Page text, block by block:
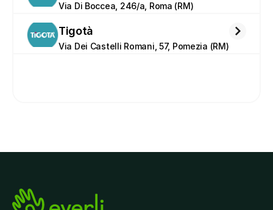
Via Di Boccea, 246/a, Roma (RM)
Tigotà
Via Dei Castelli Romani, 57, Pomezia (RM)